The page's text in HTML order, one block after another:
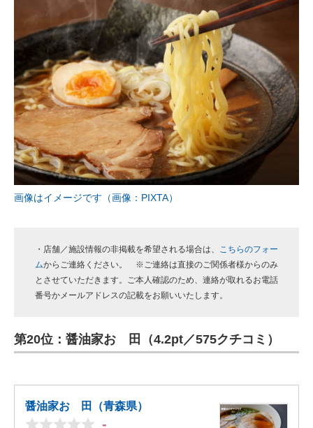
画像はイメージです（画像：PIXTA）
・店舗／施設情報の非掲載を希望される場合は、 こちらのフォー
ムからご連絡ください。 ※ご連絡は直接のご関係者様からのみ
とさせていただきます。ご本人確認のため、連絡が取れるお電話
番号かメールアドレスの記載をお願いいたします。
第20位：醤油家おゝ田（4.2pt／575クチコミ）
醤油家おゝ田（青森県）
-